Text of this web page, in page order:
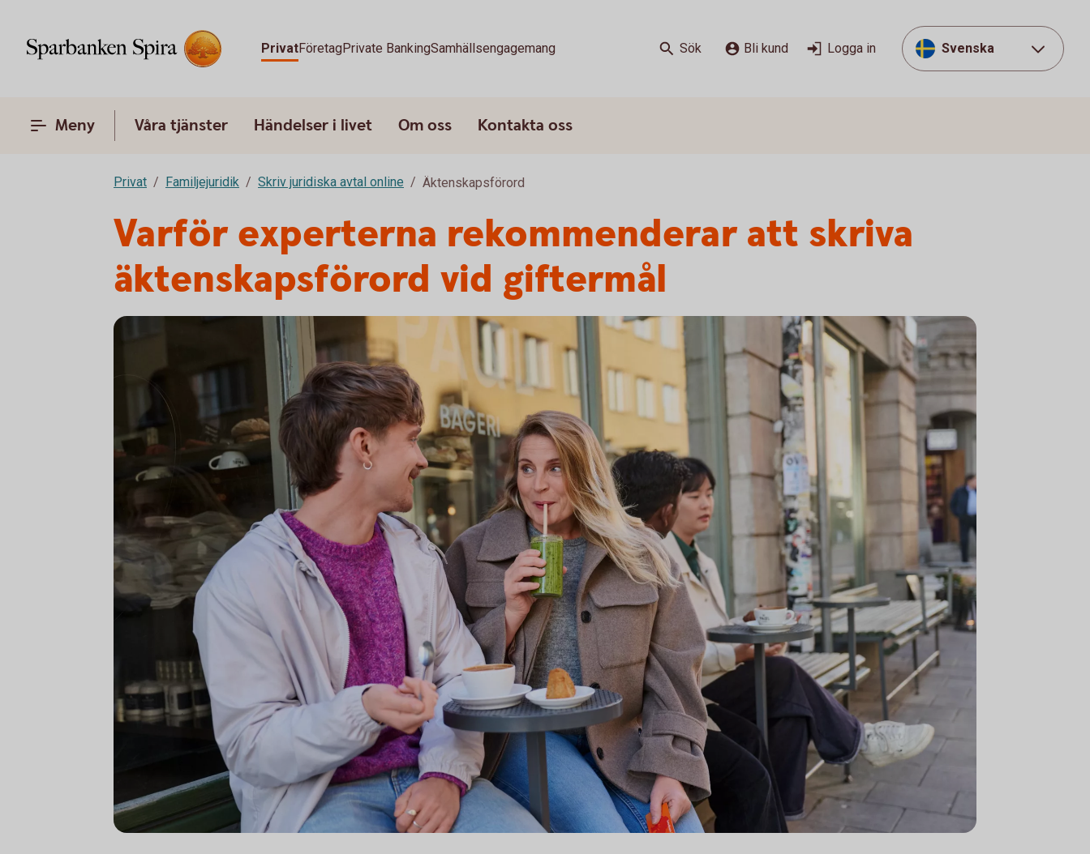
PrivatFöretagPrivate BankingSamhällsengagemang Sök Bli kund Logga in Svenska
Meny Våra tjänster Händelser i livet Om oss Kontakta oss
Privat Familjejuridik Skriv juridiska avtal online Äktenskapsförord
Varför experterna rekommenderar att skriva
äktenskapsförord vid giftermål